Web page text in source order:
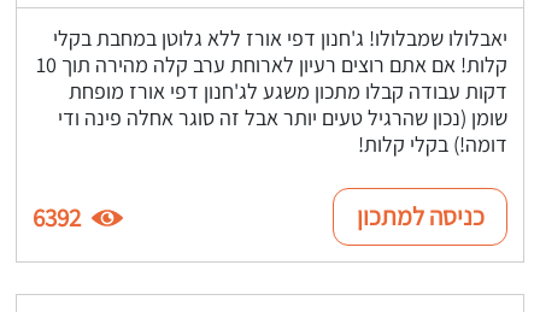
יאבלולו שמבלולו! ג'חנון דפי אורז ללא גלוטן במחבת בקלי
קלות! אם אתם רוצים רעיון לארוחת ערב קלה מהירה תוך 10
דקות עבודה קבלו מתכון משגע לג'חנון דפי אורז מופחת
שומן (נכון שהרגיל טעים יותר אבל זה סוגר אחלה פינה ודי
דומה!) בקלי קלות!
כניסה למתכון 6392